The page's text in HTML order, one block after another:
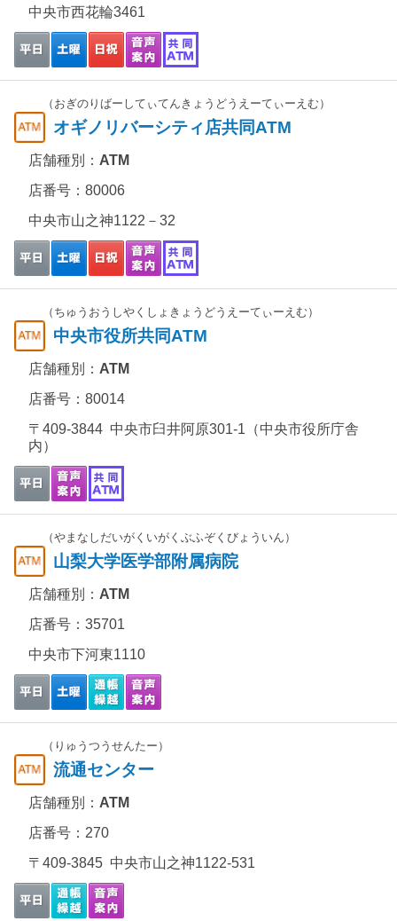
中央市西花輪3461
（おぎのりばーしてぃてんきょうどうえーてぃーえむ）
オギノリバーシティ店共同ATM
店舗種別： ATM
店番号：80006
中央市山之神1122－32
（ちゅうおうしやくしょきょうどうえーてぃーえむ）
中央市役所共同ATM
店舗種別： ATM
店番号：80014
〒409-3844 中央市臼井阿原301-1（中央市役所庁舎
内）
（やまなしだいがくいがくぶふぞくびょういん）
山梨大学医学部附属病院
店舗種別： ATM
店番号：35701
中央市下河東1110
（りゅうつうせんたー）
流通センター
店舗種別： ATM
店番号：270
〒409-3845 中央市山之神1122-531